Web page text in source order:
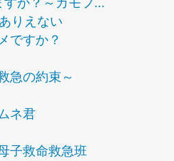
すか？～カモフ...
りえない
ですか？
急の約束～
ネ君
子救命救急班